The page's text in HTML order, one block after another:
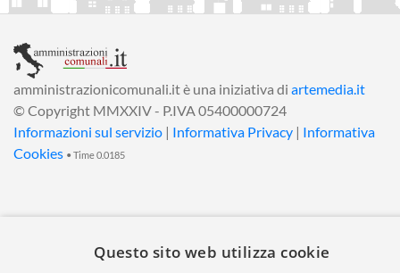
amministrazionicomunali.it è una iniziativa di artemedia.it
© Copyright MMXXIV - P.IVA 05400000724
Informazioni sul servizio | Informativa Privacy | Informativa
Cookies • Time 0.0185
Questo sito web utilizza cookie